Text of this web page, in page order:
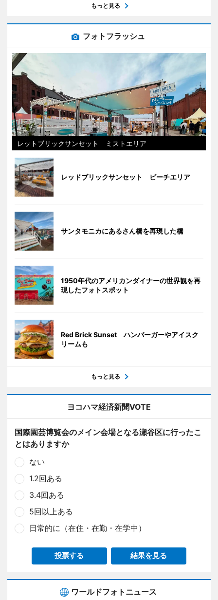
もっと見る
フォトフラッシュ
レットブリックサンセット ミストエリア
レッドブリックサンセット ビーチエリア
サンタモニカにあるさん橋を再現した橋
1950年代のアメリカンダイナーの世界観を再
現したフォトスポット
Red Brick Sunset ハンバーガーやアイスク
リームも
もっと見る
ヨコハマ経済新聞VOTE
国際園芸博覧会のメイン会場となる瀬谷区に行ったこ
とはありますか
ない
1.2回ある
3.4回ある
5回以上ある
日常的に（在住・在勤・在学中）
投票する 結果を見る
ワールドフォトニュース